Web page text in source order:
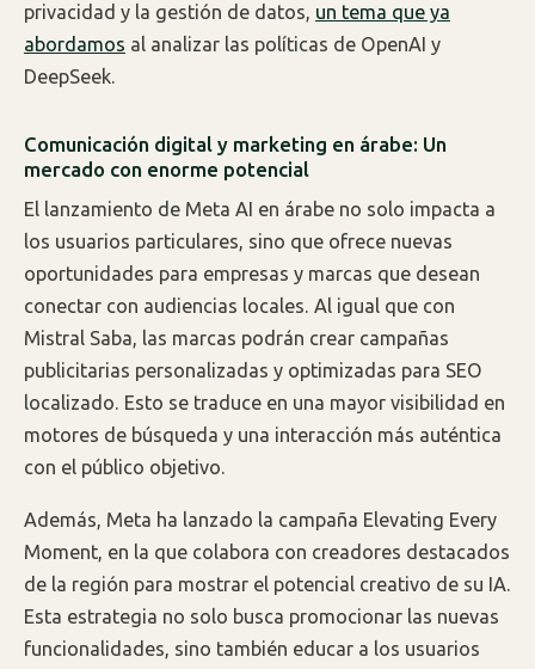
privacidad y la gestión de datos, un tema que ya
abordamos al analizar las políticas de OpenAI y
DeepSeek.
Comunicación digital y marketing en árabe: Un
mercado con enorme potencial
El lanzamiento de Meta AI en árabe no solo impacta a
los usuarios particulares, sino que ofrece nuevas
oportunidades para empresas y marcas que desean
conectar con audiencias locales. Al igual que con
Mistral Saba, las marcas podrán crear campañas
publicitarias personalizadas y optimizadas para SEO
localizado. Esto se traduce en una mayor visibilidad en
motores de búsqueda y una interacción más auténtica
con el público objetivo.
Además, Meta ha lanzado la campaña Elevating Every
Moment, en la que colabora con creadores destacados
de la región para mostrar el potencial creativo de su IA.
Esta estrategia no solo busca promocionar las nuevas
funcionalidades, sino también educar a los usuarios